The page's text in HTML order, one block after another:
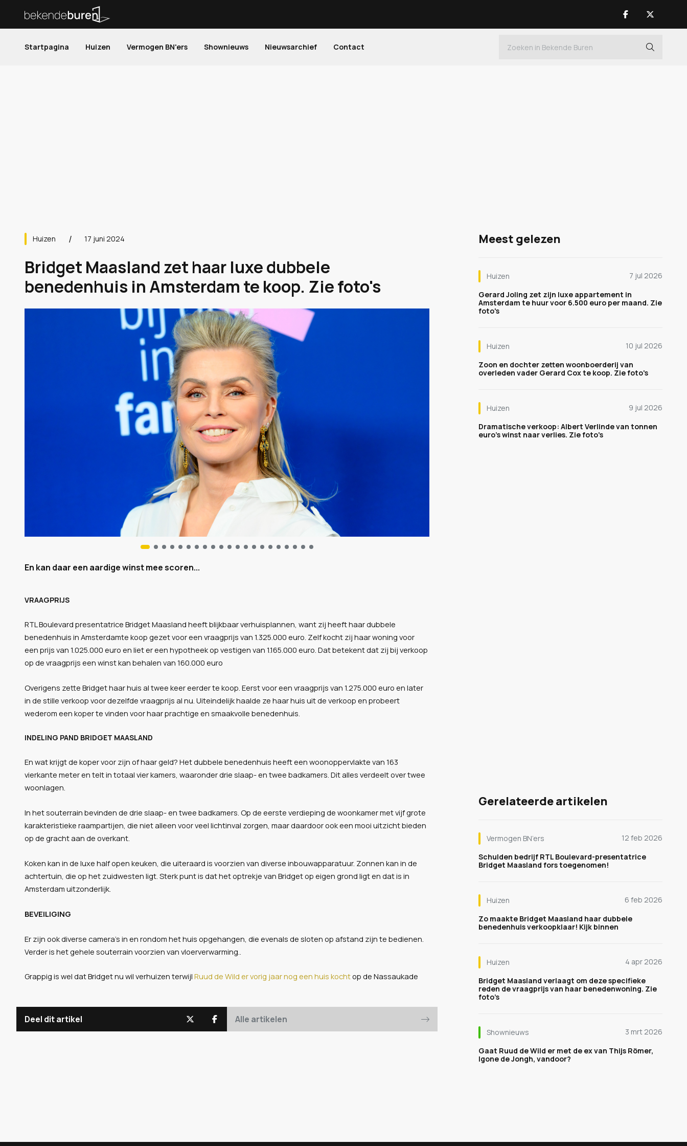
Startpagina Huizen Vermogen BN'ers Shownieuws Nieuwsarchief Contact
Huizen 17 juni 2024
Bridget Maasland zet haar luxe dubbele
benedenhuis in Amsterdam te koop. Zie foto's
En kan daar een aardige winst mee scoren...
VRAAGPRIJS
RTL Boulevard presentatrice Bridget Maasland heeft blijkbaar verhuisplannen, want zij heeft haar dubbele
benedenhuis in Amsterdamte koop gezet voor een vraagprijs van 1.325.000 euro. Zelf kocht zij haar woning voor
een prijs van 1.025.000 euro en liet er een hypotheek op vestigen van 1.165.000 euro. Dat betekent dat zij bij verkoop
op de vraagprijs een winst kan behalen van 160.000 euro
Overigens zette Bridget haar huis al twee keer eerder te koop. Eerst voor een vraagprijs van 1.275.000 euro en later
in de stille verkoop voor dezelfde vraagprijs al nu. Uiteindelijk haalde ze haar huis uit de verkoop en probeert
wederom een koper te vinden voor haar prachtige en smaakvolle benedenhuis.
INDELING PAND BRIDGET MAASLAND
En wat krijgt de koper voor zijn of haar geld? Het dubbele benedenhuis heeft een woonoppervlakte van 163
vierkante meter en telt in totaal vier kamers, waaronder drie slaap- en twee badkamers. Dit alles verdeelt over twee
woonlagen.
In het souterrain bevinden de drie slaap- en twee badkamers. Op de eerste verdieping de woonkamer met vijf grote
karakteristieke raampartijen, die niet alleen voor veel lichtinval zorgen, maar daardoor ook een mooi uitzicht bieden
op de gracht aan de overkant.
Koken kan in de luxe half open keuken, die uiteraard is voorzien van diverse inbouwapparatuur. Zonnen kan in de
achtertuin, die op het zuidwesten ligt. Sterk punt is dat het optrekje van Bridget op eigen grond ligt en dat is in
Amsterdam uitzonderlijk.
BEVEILIGING
Er zijn ook diverse camera’s in en rondom het huis opgehangen, die evenals de sloten op afstand zijn te bedienen.
Verder is het gehele souterrain voorzien van vloerverwarming..
Grappig is wel dat Bridget nu wil verhuizen terwijl Ruud de Wild er vorig jaar nog een huis kochtop de Nassaukade
Deel dit artikel Alle artikelen
Meest gelezen
Huizen
7 jul 2026
Gerard Joling zet zijn luxe appartement in
Amsterdam te huur voor 6.500 euro per maand. Zie
foto's
Huizen
10 jul 2026
Zoon en dochter zetten woonboerderij van
overleden vader Gerard Cox te koop. Zie foto's
Huizen
9 jul 2026
Dramatische verkoop: Albert Verlinde van tonnen
euro's winst naar verlies. Zie foto's
Gerelateerde artikelen
Vermogen BN’ers
12 feb 2026
Schulden bedrijf RTL Boulevard-presentatrice
Bridget Maasland fors toegenomen!
Huizen
6 feb 2026
Zo maakte Bridget Maasland haar dubbele
benedenhuis verkoopklaar! Kijk binnen
Huizen
4 apr 2026
Bridget Maasland verlaagt om deze specifieke
reden de vraagprijs van haar benedenwoning. Zie
foto’s
Shownieuws
3 mrt 2026
Gaat Ruud de Wild er met de ex van Thijs Römer,
Igone de Jongh, vandoor?